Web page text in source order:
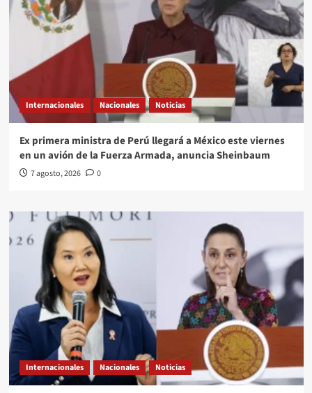
Internacionales Nacionales Noticias
Ex primera ministra de Perú llegará a México este viernes
en un avión de la Fuerza Armada, anuncia Sheinbaum
7 agosto, 2026 0
Internacionales Nacionales Noticias